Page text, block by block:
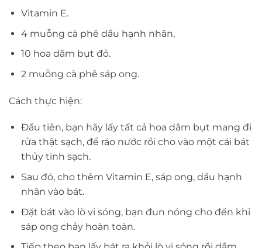
Vitamin E.
4 muỗng cà phê dầu hạnh nhân,
10 hoa dâm bụt đỏ.
2 muỗng cà phê sáp ong.
Cách thực hiện:
Đầu tiên, bạn hãy lấy tất cả hoa dâm bụt mang đi
rửa thật sạch, để ráo nước rồi cho vào một cái bát
thủy tinh sạch.
Sau đó, cho thêm Vitamin E, sáp ong, dầu hạnh
nhân vào bát.
Đặt bát vào lò vi sóng, bạn đun nóng cho đến khi
sáp ong chảy hoàn toàn.